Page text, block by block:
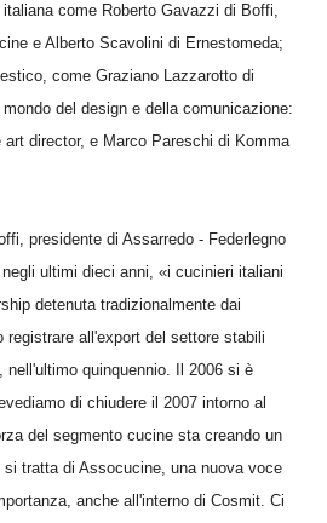
come Roberto Gavazzi di Boffi,
e Alberto Scavolini di Ernestomeda;
come Graziano Lazzarotto di
del design e della comunicazione:
director, e Marco Pareschi di Komma
presidente di Assarredo - Federlegno
ultimi dieci anni, «i cucinieri italiani
detenuta tradizionalmente dai
registrare all'export del settore stabili
quinquennio. Il 2006 si è
di chiudere il 2007 intorno al
del segmento cucine sta creando un
si tratta di Assocucine, una nuova voce
anche all'interno di Cosmit. Ci